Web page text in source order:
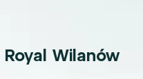
Wilanów